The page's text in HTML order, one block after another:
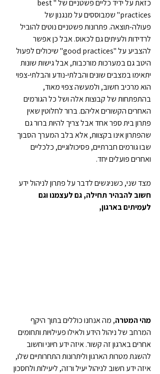
כזאת על ידיד כליים פשטניים של "best
practices" שמבוססים על מנגנון של
פעולה-תוצאה. פתרונות פשטניים נוטים להוביל
לרדידות ולעיתים גם לכאוס. אבל כן אפשר
להצביע על "good practices" שיכולים לפעול
היטב גם במערכות מורכבות, אבל גישות שונות
יתאימו במצבים שונים והבלתי-נודע והבלתי-צפוי
הוא מרכיב חשוב, ולמעשה צפוי מאוד,
בהתפתחות של קבוצות אלה ושל כל הגורמים
האחרים הקשורים אליהם. ברור לחלוטין שאין
פתרון בית ספר אחד אבל צריך להיות ברור גם
שהפתרון אינו בקצוות, אלא בלב המערך הסבוך
שבו גורמים חברתיים, פסיכולוגיים, כלכליים
ואחרים פועלים יחד.
מצד שני, כשניגשים לדבר על פתרון לניהול ידע
חשוב להבהיר תחילה, גם לעצמנו וגם
לעמיתים בארגון,
מהי המטרה, מה אנחנו כוללים בתוך היקף
המרחב של ניהול הידע ולאילו פעילויות ותחומים
אחרים בארגון זה קשור. איזה ידע חיוני וחשוב
להשגת מטרות הארגון וליתרונות התחרותיים שלו,
איזה ידע חשוב לניהול יעיל ורזה, ליעילות ולחסכון